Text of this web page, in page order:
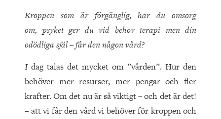
Kroppen som är förgänglig, har du omsorg
om, psyket ger du vid behov terapi men din
odödliga själ – får den någon vård?
Idag talas det mycket om ”vården”. Hur den
behöver mer resurser, mer pengar och fler
krafter. Om det nu är så viktigt – och det är det!
– att vi får den vård vi behöver för kroppen och